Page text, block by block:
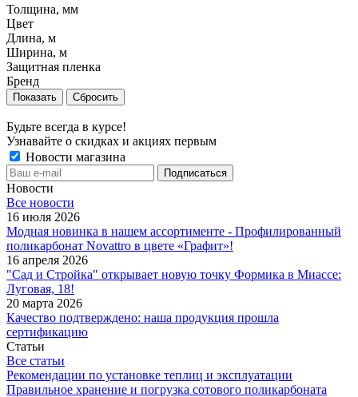
Толщина, мм
Цвет
Длина, м
Ширина, м
Защитная пленка
Бренд
Сбросить
Будьте всегда в курсе!
Узнавайте о скидках и акциях первым
Новости магазина
Новости
Все новости
16 июля 2026
Модная новинка в нашем ассортименте - Профилированный
поликарбонат Novattro в цвете «Графит»!
16 апреля 2026
"Сад и Стройка" открывает новую точку Формика в Миассе:
Луговая, 18!
20 марта 2026
Качество подтверждено: наша продукция прошла
сертификацию
Статьи
Все статьи
Рекомендации по установке теплиц и эксплуатации
Правильное хранение и погрузка сотового поликарбоната